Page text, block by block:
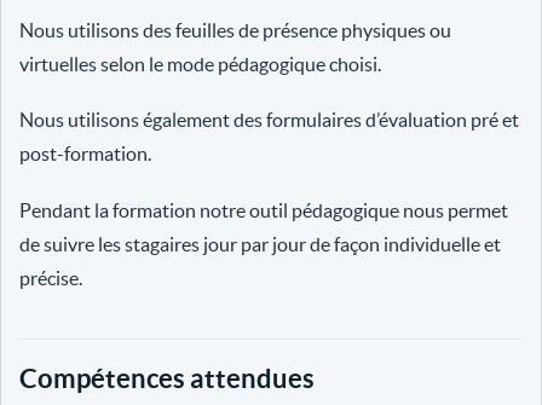
Nous utilisons des feuilles de présence physiques ou
virtuelles selon le mode pédagogique choisi.
Nous utilisons également des formulaires d’évaluation pré et
post-formation.
Pendant la formation notre outil pédagogique nous permet
de suivre les stagaires jour par jour de façon individuelle et
précise.
Compétences attendues